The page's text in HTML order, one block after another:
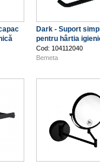
Dark - Suport
pentru hârtia
Cod: 104112040
Bemeta